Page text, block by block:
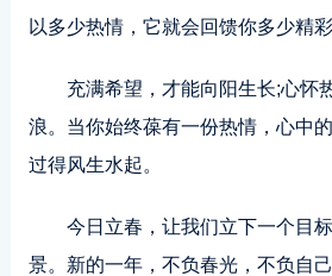
以多少热情，它就会回馈你多少精彩
充满希望，才能向阳生长;心怀
浪。当你始终葆有一份热情，心中
过得风生水起。
今日立春，让我们立下一个目
景。新的一年，不负春光，不负自